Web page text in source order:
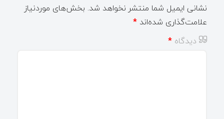
نشانی ایمیل شما منتشر نخواهد شد. بخش‌های موردنیاز
علامت‌گذاری شده‌اند *
دیدگاه *